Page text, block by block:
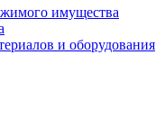
имущества
и оборудования